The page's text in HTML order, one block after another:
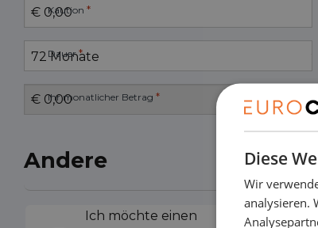
Kaution *
Dauer *
Ihr monatlicher Betrag *
Andere
InzahlungnahmeIch möchte einen
Diese
Wir
analysieren.